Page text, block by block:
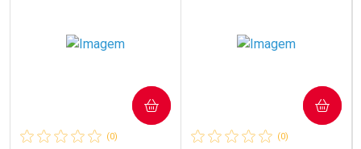
(0)
COMPRAR
(0)
COMPRAR